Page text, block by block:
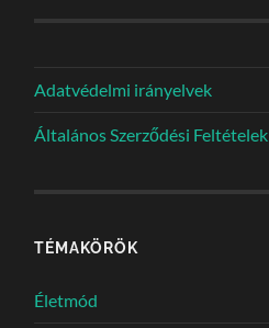
Adatvédelmi irányelvek
Általános Szerződési Feltételek
TÉMAKÖRÖK
Életmód